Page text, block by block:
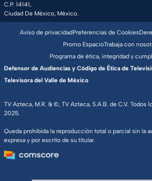
C.P. 14141,
Ciudad De México, México.
TV Azteca, M.R. & ©, TV Azteca, S.A.B. de C.V. Todos
2025.
Queda prohibida la reproducción total o parcial sin la
expresa y por escrito de su titular.
Aviso de privacidadPreferencias de Cookies
Promo EspacioTrabaja con
Programa de ética, integridad y
Defensor de Audiencias y Código de Ética de
Televisora del Valle de México